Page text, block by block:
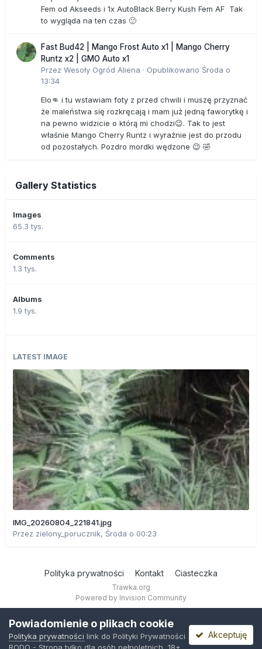
Fem od Akseeds i 1x AutoBlack Berry Kush Fem AF Tak
to wygląda na ten czas 🙂
Fast Bud42 | Mango Frost Auto x1 | Mango Cherry
Runtz x2 | GMO Auto x1
Przez Wesoły Ogród Aliena · Opublikowano Środa o
13:34
Elo👊 i tu wstawiam foty z przed chwili i muszę przyznać
że maleństwa się rozkręcają i mam już jedną faworytkę i
na pewno widzicie o którą mi chodzi😉. Tak to jest
właśnie Mango Cherry Runtz i wyraźnie jest do przodu
od pozostałych. Pozdro mordki wędzone 😉 🤣
Gallery Statistics
Images
65.3 tys.
Comments
1.3 tys.
Albums
1.9 tys.
LATEST IMAGE
IMG_20260804_221841.jpg
Przez zielony_porucznik, Środa o 00:23
Polityka prywatności Kontakt Ciasteczka
Trawka.org
Powered by Invision Community
Powiadomienie o plikach cookie
Polityka prywatności link do Polityki Prywatności
Akceptuję